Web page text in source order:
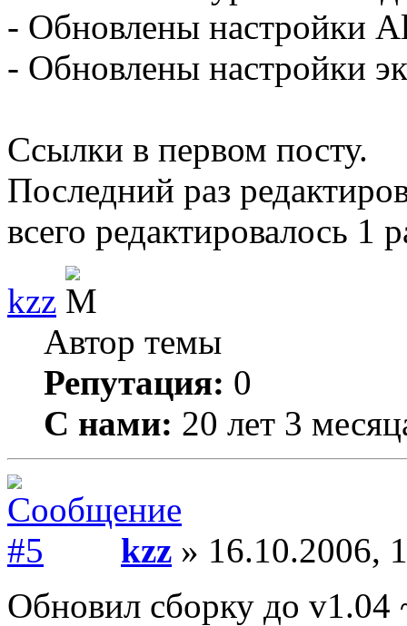
- Обновлены настройки
- Обновлены настройки
Ссылки в первом посту.
Последний раз
всего редактировалось 1
kzz
Автор темы
Репутация: 0
С нами: 20 лет 3
kzz » 16.10.2006,
Обновил сборку до v1.04